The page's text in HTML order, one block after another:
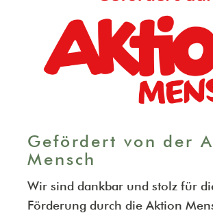
Gefördert von der
Mensch
Wir sind dankbar und stolz für
Förderung durch die Aktion